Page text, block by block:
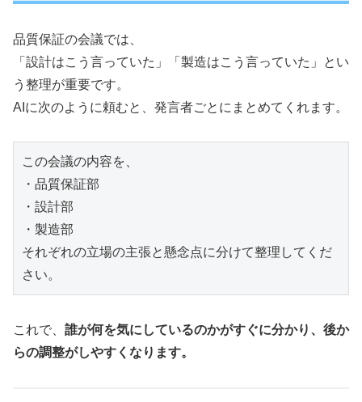
品質保証の会議では、
「設計はこう言っていた」「製造はこう言っていた」とい
う整理が重要です。
AIに次のように頼むと、発言者ごとにまとめてくれます。
この会議の内容を、
・品質保証部
・設計部
・製造部
それぞれの立場の主張と懸念点に分けて整理してくだ
さい。
これで、 誰が何を気にしているのかがすぐに分かり、後か
らの調整がしやすくなります。